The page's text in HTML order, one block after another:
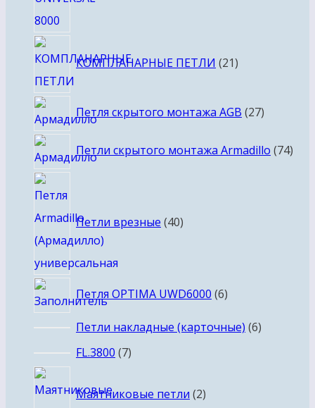
КОМПЛАНАРНЫЕ ПЕТЛИ 21товар
Петля скрытого монтажа AGB 2727
Петли скрытого монтажа Armadillo 7474
Петли врезные 40
Петля OPTIMA UWD6000 66
Петли накладные (карточные) 66
FL.3800 77
Маятниковые петли 2товара